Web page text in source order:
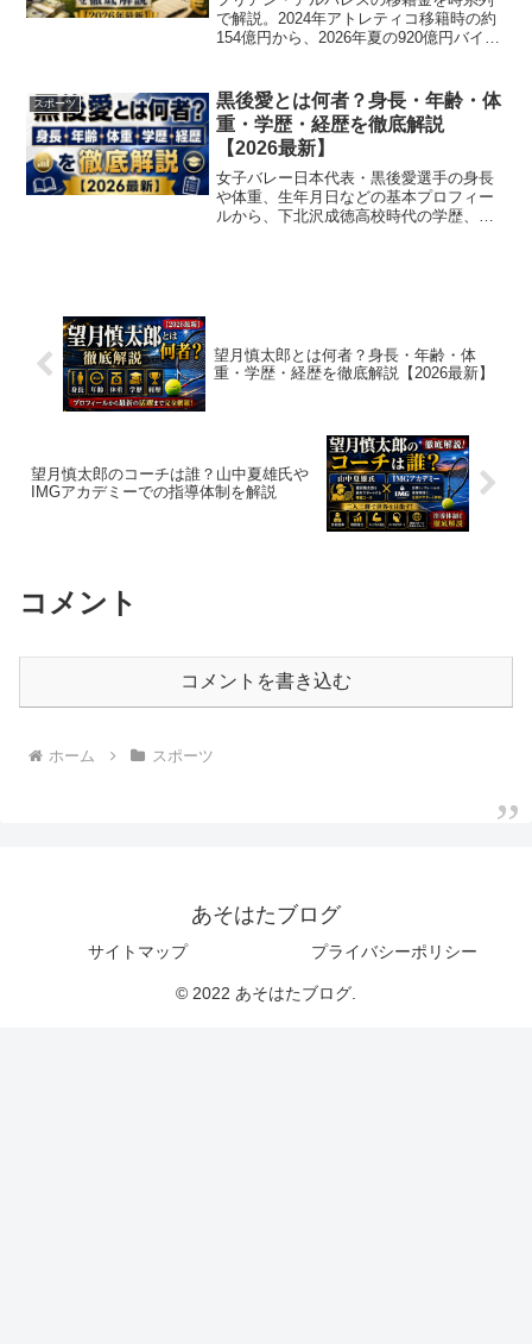
で解説。2024年アトレティコ移籍時の約
154億円から、2026年夏の920億円バイア
スポーツ
黒後愛とは何者？身長・年齢・体
重・学歴・経歴を徹底解説
【2026最新】
女子バレー日本代表・黒後愛選手の身長
や体重、生年月日などの基本プロフィー
ルから、下北沢成徳高校時代の学歴、東
望月慎太郎とは何者？身長・年齢・体
重・学歴・経歴を徹底解説【2026最新】
望月慎太郎のコーチは誰？山中夏雄氏や
IMGアカデミーでの指導体制を解説
コメント
コメントを書き込む
ホーム スポーツ
あそはたブログ
サイトマップ プライバシーポリシー
© 2022 あそはたブログ.